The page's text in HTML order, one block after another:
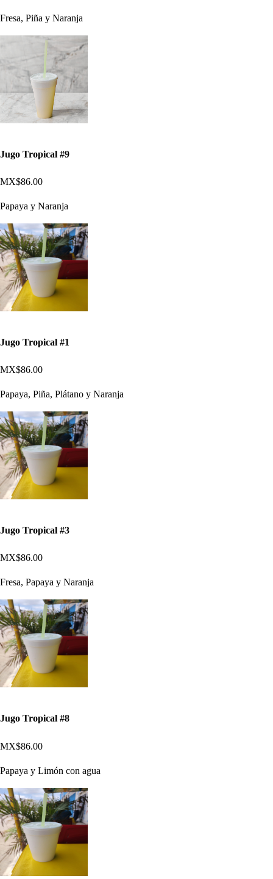
Fresa, Piña y Naranja
Jugo Tropical #9
MX$86.00
Papaya y Naranja
Jugo Tropical #1
MX$86.00
Papaya, Piña, Plátano y Naranja
Jugo Tropical #3
MX$86.00
Fresa, Papaya y Naranja
Jugo Tropical #8
MX$86.00
Papaya y Limón con agua